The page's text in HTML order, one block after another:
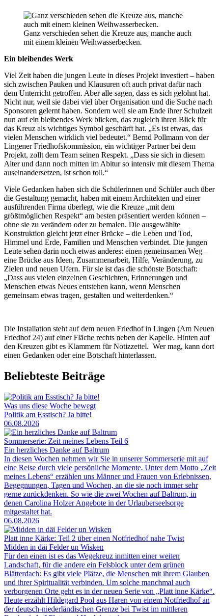
Ganz verschieden sehen die Kreuze aus, manche auch
mit einem kleinen Weihwasserbecken.
Ein bleibendes Werk
Viel Zeit haben die jungen Leute in dieses Projekt investiert – haben
sich zwischen Pauken und Klausuren oft auch privat dafür nach
dem Unterricht getroffen. Aber alle sagen, dass es sich gelohnt hat.
Nicht nur, weil sie dabei viel über Organisation und die Suche nach
Sponsoren gelernt haben. Sondern weil sie am Ende ihrer Schulzeit
nun auf ein bleibendes Werk blicken, das zugleich ihren Blick für
das Kreuz als wichtiges Symbol geschärft hat. „Es ist etwas, das
vielen Menschen wirklich viel bedeutet.“ Bernd Pollmann von der
Lingener Friedhofskommission, ein wichtiger Partner bei dem
Projekt, zollt dem Team seinen Respekt. „Dass sie sich in diesem
Alter und dann noch mitten im Abitur so intensiv mit diesem Thema
auseinandersetzen, ist schon toll.“
Viele Gedanken haben sich die Schülerinnen und Schüler auch über
die Gestaltung gemacht, haben mit einem Architekten und einer
ausführenden Firma überlegt, wie die Kreuze „mit dem
größtmöglichen Respekt“ am besten präsentiert werden können –
ohne sie zu verändern oder zu bemalen. Die ausgewählte
Konstruktion gleicht jetzt einer Brücke – die Leben und Tod,
Himmel und Erde, Familien und Menschen verbindet. Die jungen
Leute sehen darin noch etwas anderes: einen gemeinsamen Weg –
eine Brücke aus Ideen, Zusammenarbeit, Hilfe, Veränderung, zu
Zielen und neuen Ufern. Für sie ist das die schönste Botschaft:
„Dass aus vielen einzelnen Geschichten, Erinnerungen und
Menschen etwas Neues entstehen kann, wenn Menschen
gemeinsam etwas tragen, gestalten und weiterdenken.“
Die Installation steht auf dem neuen Friedhof in Lingen (Am Neuen
Friedhof 24) auf einer Fläche rechts neben der Kapelle. Hinten auf
den Kreuzen gibt es Klammern für Notizzettel. Wer mag, kann dort
einen Gedanken oder eine Botschaft hinterlassen.
Beliebteste Beiträge
Was uns diese Woche bewegt
Politik am Esstisch? Ja bitte!
06.08.2026
Sommerserie: Zeit meines Lebens Teil 6
Ein herzliches Danke auf Baltrum
In diesen Wochen nehmen wir Sie in unserer Sommerserie mit auf
eine Reise durch viele persönliche Momente. Unter dem Motto „Zeit
meines Lebens“ erzählen uns Männer und Frauen von Erlebnissen,
Begegnungen, Tagen und Wochen, an die sie noch immer sehr
gerne zurückdenken. So wie die zwei Wochen auf Baltrum, in
denen Carolina Holzer Angebote in der Urlauberseelsorge
mitgestaltet hat.
06.08.2026
Platt inne Kärke: Teil 2 über einen Notfriedhof nahe Twist
Midden in däi Felder un Wisken
Für den einen ist es das Wegekreuz inmitten einer weiten
Landschaft, für die andere ein Felsblock unter dem grünen
Blätterdach: Es gibt viele Plätze, die Menschen mit ihrem Glauben
und ihrer Spiritualität verbinden. Um solche manchmal auch
verborgenen Orte geht es in der neuen Serie von „Platt inne Kärke“.
Heute erzählt Hildegard Pool aus Haren von einem Notfriedhof an
der deutsch-niederländischen Grenze bei Twist im mittleren